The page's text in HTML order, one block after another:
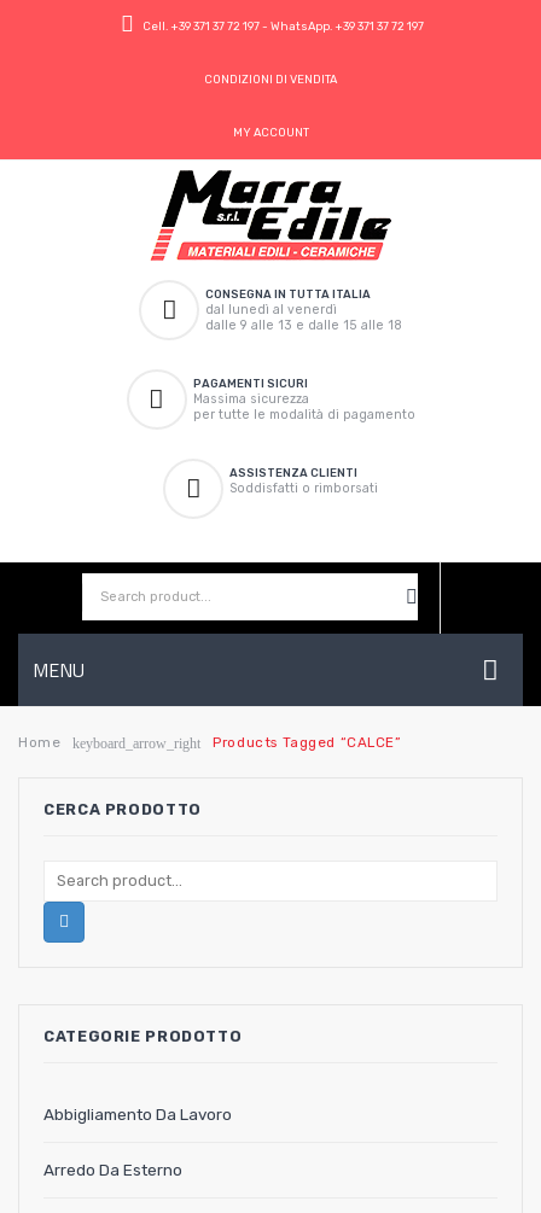
Cell. +39 371 37 72 197- WhatsApp. +39 371 37 72 197
CONDIZIONI DI VENDITA
MY ACCOUNT
CONSEGNA IN TUTTA ITALIA
dal lunedì al venerdì
dalle 9 alle 13 e dalle 15 alle 18
PAGAMENTI SICURI
Massima sicurezza
per tutte le modalità di pagamento
ASSISTENZA CLIENTI
Soddisfatti o rimborsati
MENU
HOME
CONTATTI
WISHLIST
Home keyboard_arrow_right Products Tagged “CALCE”
CERCA PRODOTTO
CATEGORIE PRODOTTO
Abbigliamento Da Lavoro
Arredo Da Esterno